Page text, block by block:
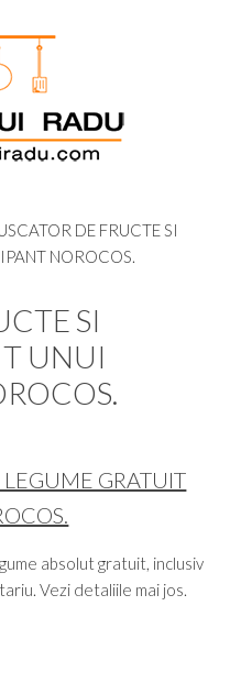
DE FRUCTE SI
NOROCOS.
SI
UNUI
LEGUME GRATUIT
absolut gratuit, inclusiv
Vezi detaliile mai jos.